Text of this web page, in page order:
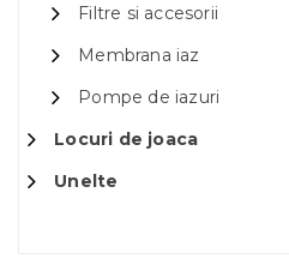
Filtre si accesorii
Membrana iaz
Pompe de iazuri
Locuri de joaca
Unelte